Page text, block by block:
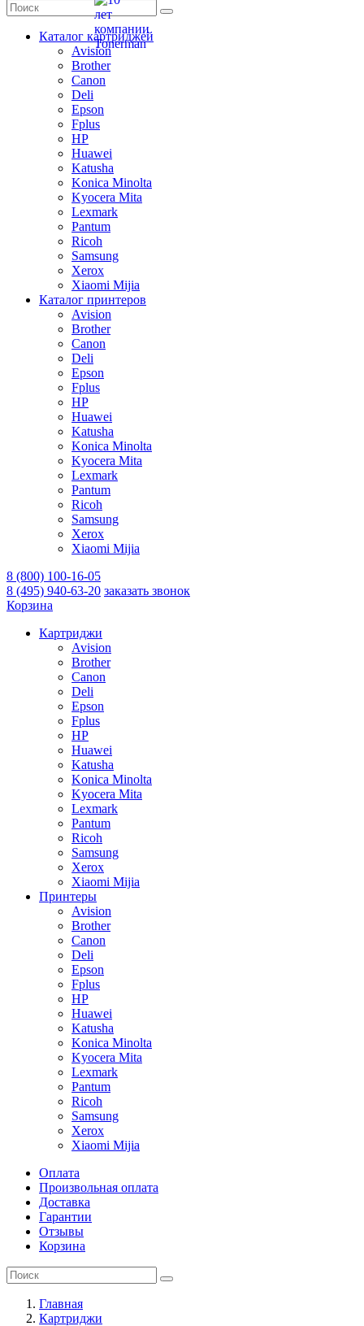
Каталог картриджей
Avision
Brother
Canon
Deli
Epson
Fplus
HP
Huawei
Katusha
Konica Minolta
Kyocera Mita
Lexmark
Pantum
Ricoh
Samsung
Xerox
Xiaomi Mijia
Каталог принтеров
Avision
Brother
Canon
Deli
Epson
Fplus
HP
Huawei
Katusha
Konica Minolta
Kyocera Mita
Lexmark
Pantum
Ricoh
Samsung
Xerox
Xiaomi Mijia
8 (800) 100-16-05
8 (495) 940-63-20 заказать звонок
Корзина
Картриджи
Avision
Brother
Canon
Deli
Epson
Fplus
HP
Huawei
Katusha
Konica Minolta
Kyocera Mita
Lexmark
Pantum
Ricoh
Samsung
Xerox
Xiaomi Mijia
Принтеры
Avision
Brother
Canon
Deli
Epson
Fplus
HP
Huawei
Katusha
Konica Minolta
Kyocera Mita
Lexmark
Pantum
Ricoh
Samsung
Xerox
Xiaomi Mijia
Оплата
Произвольная оплата
Доставка
Гарантии
Отзывы
Корзина
Главная
Картриджи